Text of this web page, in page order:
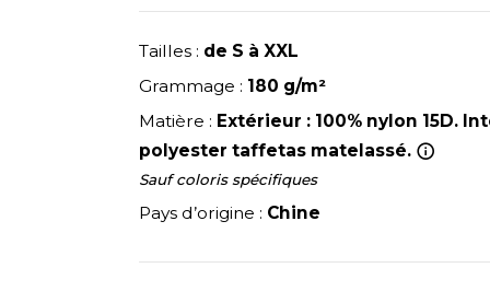
PYJAMA
RECYCLÉ
SAC SHOPPING
SCHOOLWEAR
- BLANKS
NEW MORNING STUDIOS
P
PAREDES SEGURIDAD
PARKS
PEN DUICK
PROMODORO
Tailles : de S à XXL
Grammage : 180 g/m²
Matière : Extérieur : 100% nylon 15D.
polyester taffetas matelassé.
Sauf coloris spécifiques
Pays d’origine : Chine